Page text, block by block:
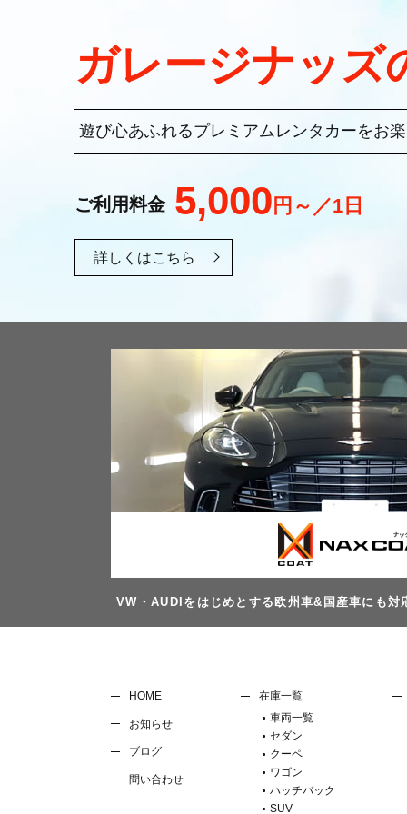
ガレージナッズ
遊び心あふれるプレミアムレンタカーをお
ご利用料金 5,000 円～／1日
詳しくはこちら
VW・AUDIをはじめとする欧州車&国産車にも対
HOME
お知らせ
ブログ
問い合わせ
在庫一覧
車両一覧
セダン
クーペ
ワゴン
ハッチバック
SUV